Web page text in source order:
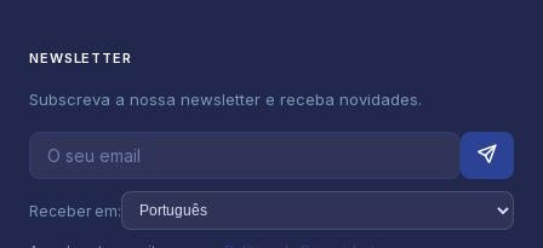
NEWSLETTER
Subscreva a nossa newsletter e receba novidades.
Receber em: